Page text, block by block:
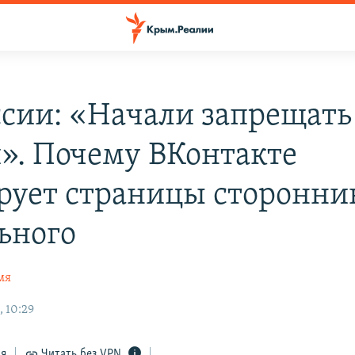
«Начали запрещать
Почему ВКонтакте
страницы
10:29